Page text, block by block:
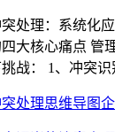
处理：系统化
大核心痛点 管
战： 1、冲突识
处理思维导图